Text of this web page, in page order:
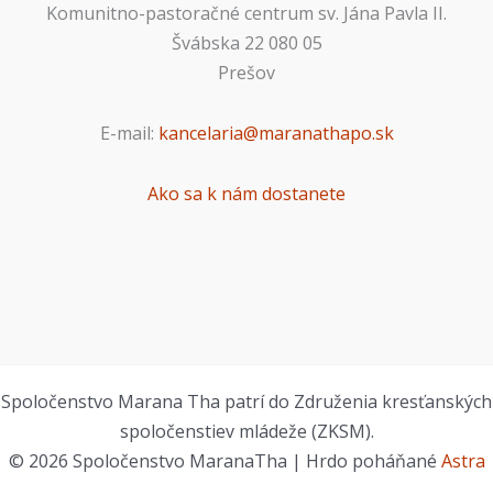
Komunitno-pastoračné centrum sv. Jána Pavla II.
Švábska 22 080 05
Prešov
E-mail: kancelaria@maranathapo.sk
Ako sa k nám dostanete
Spoločenstvo Marana Tha patrí do Združenia kresťanských
spoločenstiev mládeže (ZKSM).
© 2026 Spoločenstvo MaranaTha | Hrdo poháňané Astra